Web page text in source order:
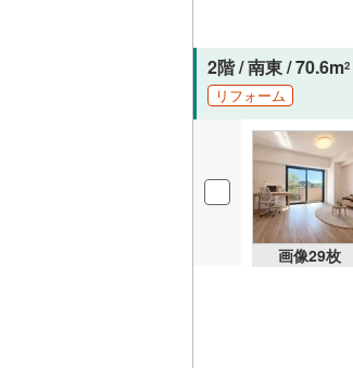
2階 / 南東 / 70.6m2
リフォーム
画像29枚